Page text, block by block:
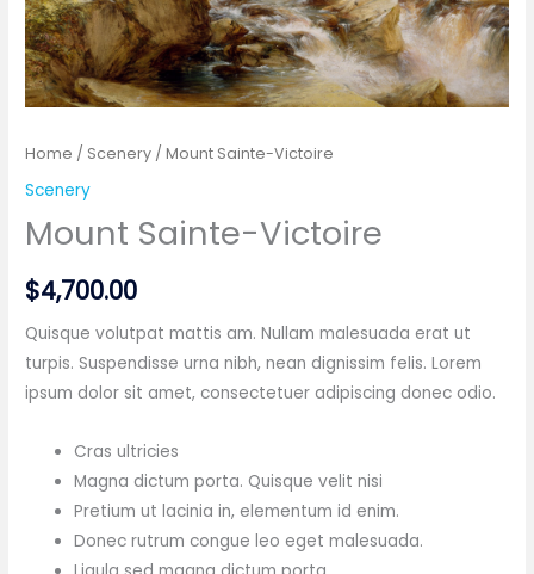
Home / Scenery / Mount Sainte-Victoire
Scenery
Mount Sainte-Victoire
$4,700.00
Quisque volutpat mattis am. Nullam malesuada erat ut
turpis. Suspendisse urna nibh, nean dignissim felis. Lorem
ipsum dolor sit amet, consectetuer adipiscing donec odio.
Cras ultricies
Magna dictum porta. Quisque velit nisi
Pretium ut lacinia in, elementum id enim.
Donec rutrum congue leo eget malesuada.